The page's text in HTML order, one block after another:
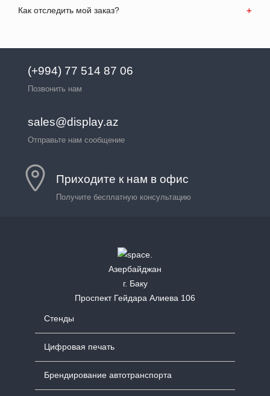
Как отследить мой заказ?
(+994) 77 514 87 06
Позвонить нам
sales@display.az
Отправьте нам сообщение
Приходите к нам в офис
Получите бесплатную консультацию
Азербайджан
г. Баку
Проспект Гейдара Алиева 106
Стенды
Цифровая печать
Брендирование автотранспорта